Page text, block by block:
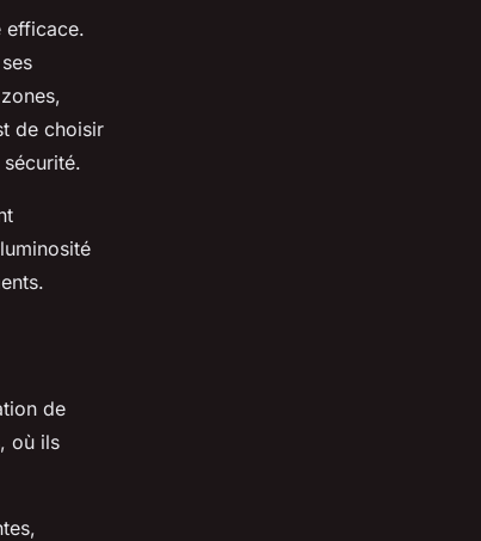
efficace.
de choisir
de
où ils